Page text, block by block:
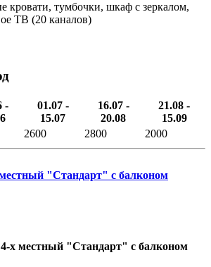
кровати, тумбочки, шкаф с зеркалом,
ТВ (20 каналов)
-
01.07 -
15.07
16.07 -
20.08
21.08 -
15.09
2600 2800 2000
"Стандарт" с балконом
х местный "Стандарт" с балконом